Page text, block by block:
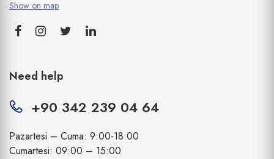
Show on map
Need help
+90 342 239 04 64
Pazartesi – Cuma: 9:00-18:00
Cumartesi: 09:00 – 15:00